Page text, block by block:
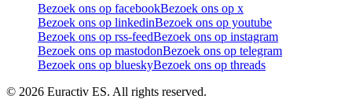
Bezoek ons op facebookBezoek ons op x
Bezoek ons op linkedinBezoek ons op youtube
Bezoek ons op rss-feedBezoek ons op instagram
Bezoek ons op mastodonBezoek ons op telegram
Bezoek ons op blueskyBezoek ons op threads
© 2026 Euractiv ES. All rights reserved.